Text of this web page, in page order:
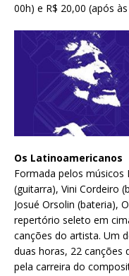
00h) e R$ 20,00 (após
Os Latinoamericanos
Formada pelos músicos
(guitarra), Vini Cordeiro
Josué Orsolin (bateria),
repertório seleto em
canções do artista. Um
duas horas, 22 canções
pela carreira do